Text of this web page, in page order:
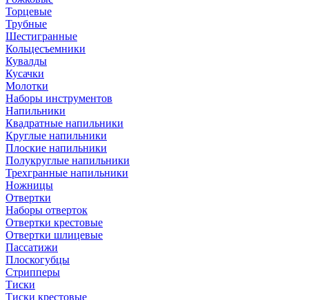
Торцевые
Трубные
Шестигранные
Кольцесъемники
Кувалды
Кусачки
Молотки
Наборы инструментов
Напильники
Квадратные напильники
Круглые напильники
Плоские напильники
Полукруглые напильники
Трехгранные напильники
Ножницы
Отвертки
Наборы отверток
Отвертки крестовые
Отвертки шлицевые
Пассатижи
Плоскогубцы
Стрипперы
Тиски
Тиски крестовые